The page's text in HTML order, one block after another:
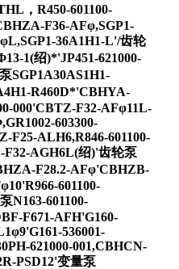
，R450-601100-
F36-AFφ,SGP1-
36A1H1-L'/齿轮
1(绍)*'JP451-621000-
SGP1A30AS1H1-
R460D*'CBHYA-
000'CBTZ-F32-AFφ11L-
603300-
F25-ALH6,R846-601100-
F32-AGH6L(绍)'齿轮泵
F28.2-AFφ'CBHZB-
601100-
N163-601100-
F671-AFH'G160-
536001-
621000-001,CBHCN-
PSD12'变量泵